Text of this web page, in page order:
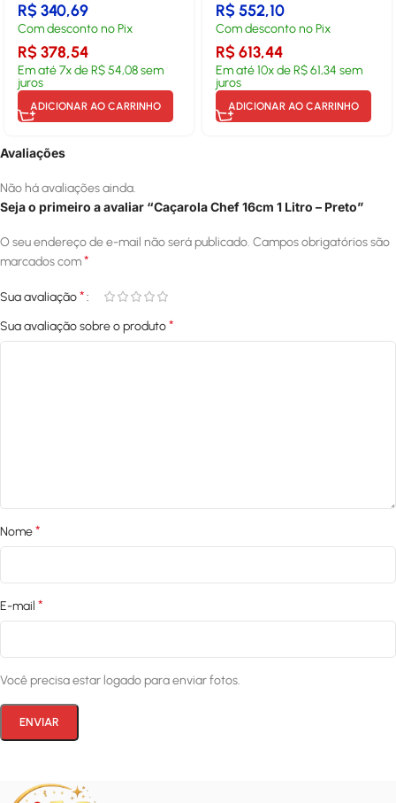
R$340,69
Com desconto no Pix
R$378,54
Em até7x deR$54,08sem
juros
ADICIONAR AO CARRINHO
R$552,10
Com desconto no Pix
R$613,44
Em até10x deR$61,34 sem
juros
ADICIONAR AO CARRINHO
Avaliações
Não há avaliações ainda.
Seja o primeiro a avaliar “Caçarola Chef 16cm 1 Litro – Preto”
O seu endereço de e-mail não será publicado. Campos obrigatórios são
marcados com*
Sua avaliação*
Sua avaliação sobre o produto*
Nome*
E-mail *
Você precisa estar logado para enviar fotos.